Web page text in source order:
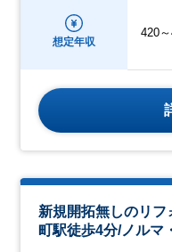
想定年収
420
新規開拓無しのリ
町駅徒歩4分/ノルマ